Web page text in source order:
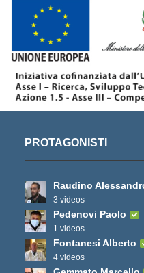
PROTAGONISTI
Raudino
3 videos
Pedenovi Paolo
1 videos
Fontanesi Alberto
4 videos